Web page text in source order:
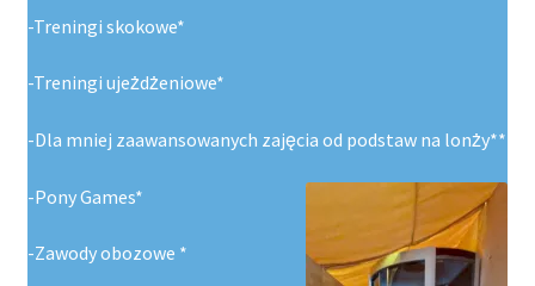
-Treningi skokowe*
-Treningi ujeżdżeniowe*
-Dla mniej zaawansowanych zajęcia od podstaw na lonży**
-Pony Games*
-Zawody obozowe *